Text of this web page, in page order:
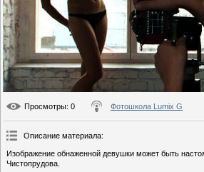
Просмотры: 0 Фотошкола Lumix G
Описание материала:
Изображение обнаженной девушки может быть
Чистопрудова.